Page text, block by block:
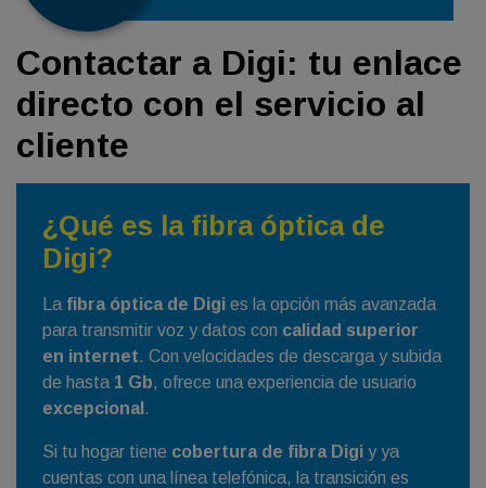
Contactar a Digi: tu enlace
directo con el servicio al
cliente
¿Qué es la fibra óptica de
Digi?
La fibra óptica de Digi es la opción más avanzada
para transmitir voz y datos con calidad superior
en internet. Con velocidades de descarga y subida
de hasta 1 Gb, ofrece una experiencia de usuario
excepcional .
Si tu hogar tiene cobertura de fibra Digi y ya
cuentas con una línea telefónica, la transición es